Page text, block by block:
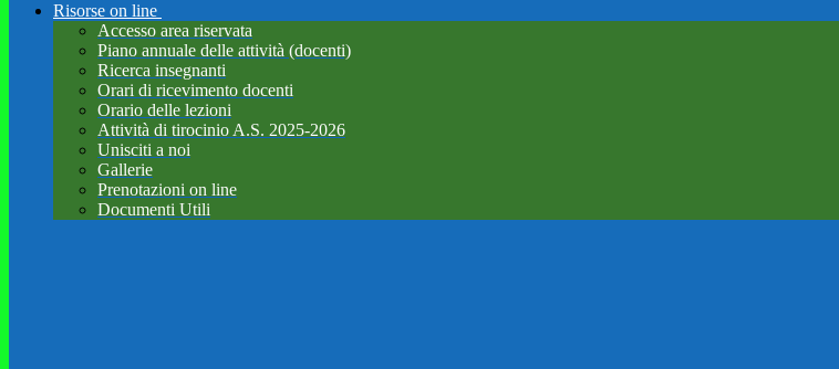
Risorse on line
Accesso area riservata
Piano annuale delle attività (docenti)
Ricerca insegnanti
Orari di ricevimento docenti
Orario delle lezioni
Attività di tirocinio A.S. 2025-2026
Unisciti a noi
Gallerie
Prenotazioni on line
Documenti Utili